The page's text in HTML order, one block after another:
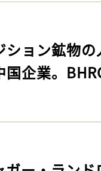
ション鉱物
国企業。